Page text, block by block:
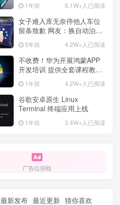
1年前 6.1W+人已阅读
女子难入库无奈停他人车位
留条致歉 网友：换自动泊车
5年前 4.2W+人已阅读
不收费！华为开展鸿蒙APP
开发培训 提供全套课程教学
1年前 4.2W+人已阅读
谷歌安卓原生 Linux
Terminal 终端应用上线
1年前 3.4W+人已阅读
广告位招租
最新发布 最近更新 猜你喜欢